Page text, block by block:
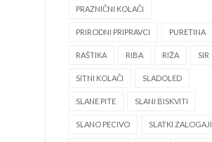
PRAZNIČNI KOLAČI
PRIRODNI PRIPRAVCI PURETINA
RAŠTIKA RIBA RIŽA SIR
SITNI KOLAČI SLADOLED
SLANE PITE SLANI BISKVITI
SLANO PECIVO SLATKI ZALOGAJI